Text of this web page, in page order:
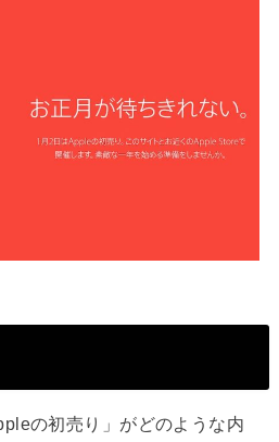
の初売り」がどのような内